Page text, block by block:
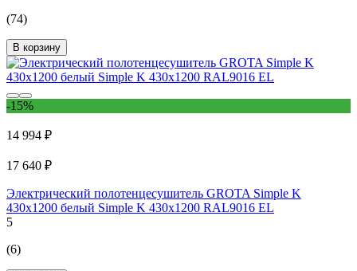
(74)
В корзину
-15%
14 994 ₽
17 640 ₽
Электрический полотенцесушитель GROTA Simple K
430x1200 белый Simple K 430х1200 RAL9016 EL
5
(6)